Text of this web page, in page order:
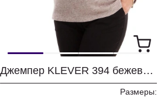
Джемпер KLEVER 394 бежево-серый
Размеры: